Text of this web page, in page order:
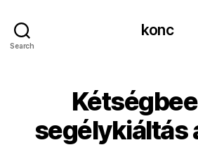
Search
konc
segélykiáltás